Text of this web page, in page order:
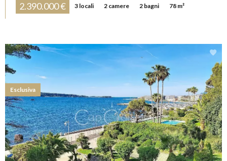
2.390.000 € 3 locali 2 camere 2 bagni 78 m²
Esclusiva